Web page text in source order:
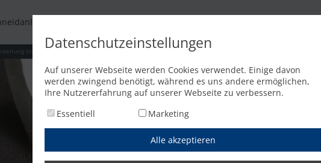
bis 1.000 mm Durchmesser
Datenschutzeinstellungen
Auf unserer Webseite werden Cookies verwendet. Einige davon
werden zwingend benötigt, während es uns andere ermöglichen,
Ihre Nutzererfahrung auf unserer Webseite zu verbessern.
Essentiell
Marketing
Alle akzeptieren